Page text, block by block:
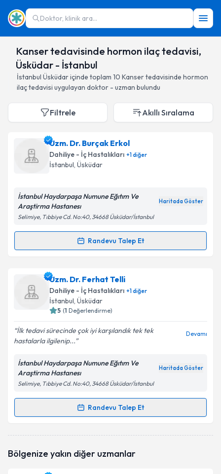
Doktor, klinik ara...
Kanser tedavisinde hormon ilaç tedavisi,
Üsküdar - İstanbul
İstanbul Üsküdariçinde toplam 10 Kanser tedavisinde hormon
ilaç tedavisi uygulayan doktor - uzman bulundu
Filtrele Akıllı Sıralama
Uzm. Dr. Burçak Erkol
Dahiliye - İç Hastalıkları +1diğer
İstanbul, Üsküdar
İstanbul Haydarpaşa Numune Eğıtım Ve
Araştirma Hastanesı
Haritada Göster
Selimiye, Tıbbiye Cd. No:40, 34668 Üsküdar/İstanbul
Randevu Talep Et
Randevu Takvimi Talebi
Uzm. Dr. Burçak Erkol için randevu takvimi talebi
oluşturun. Size bu uzmandan randevu almanız için bir
takvim hazırlandığında e-posta ile bilgilendireceğiz.
Kişisel verilerimin işlenmesine ilişkin
Aydınlatma
Metni'ni okudum ve kişisel verilerimin belirtilen
kapsamda işlenmesini kabul ediyorum.
Takvim Talebini Gönder
Uzm. Dr. Ferhat Telli
Dahiliye - İç Hastalıkları +1diğer
İstanbul, Üsküdar
5 (1 Değerlendirme)
İlk tedavi sürecinde çok iyi karşılandık tek tek
hastalarla ilgilenip...
Devamı
İstanbul Haydarpaşa Numune Eğıtım Ve
Araştirma Hastanesı
Haritada Göster
Selimiye, Tıbbiye Cd. No:40, 34668 Üsküdar/İstanbul
Randevu Talep Et
Randevu Takvimi Talebi
oluşturun. Size bu uzmandan randevu almanız için bir
Bölgenize yakın diğer uzmanlar